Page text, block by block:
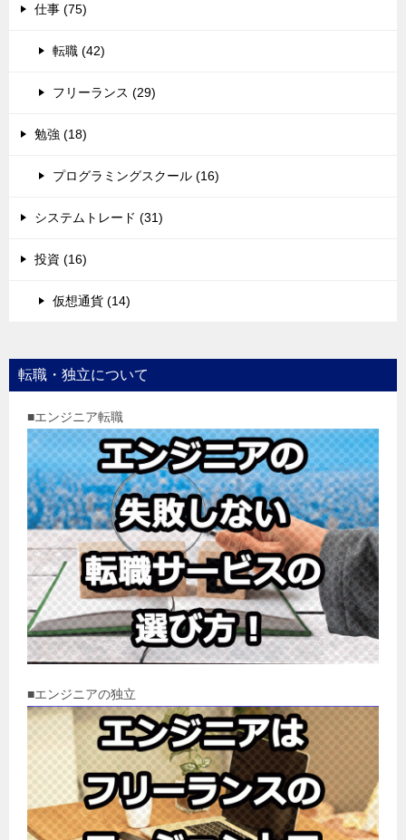
仕事 (75)
転職 (42)
フリーランス (29)
勉強 (18)
プログラミングスクール (16)
システムトレード (31)
投資 (16)
仮想通貨 (14)
転職・独立について
■エンジニア転職
■エンジニアの独立